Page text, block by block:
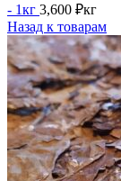
- 1кг 3,600 ₽кг
Назад к товарам